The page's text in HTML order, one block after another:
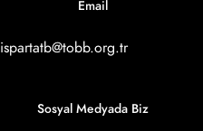
Email
ispartatb@tobb.org.tr
Sosyal Medyada Biz